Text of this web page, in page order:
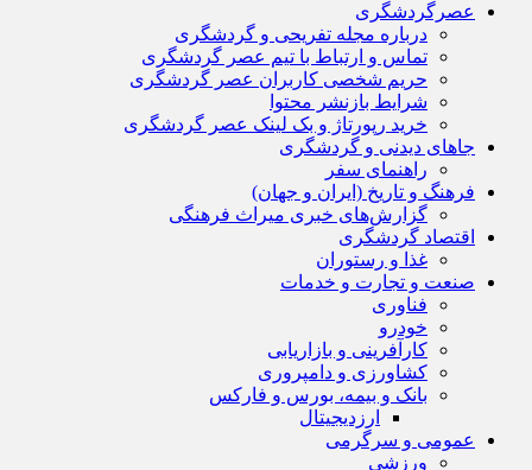
عصرگردشگری
درباره مجله تفریحی و گردشگری
تماس و ارتباط با تیم عصر گردشگری
حریم شخصی کاربران عصر گردشگری
شرایط بازنشر محتوا
خرید رپورتاژ و بک لینک عصر گردشگری
جاهای دیدنی و گردشگری
راهنمای سفر
فرهنگ و تاریخ (ایران و جهان)
گزارش‌های خبری میراث فرهنگی
اقتصاد گردشگری
غذا و رستوران
صنعت و تجارت و خدمات
فناوری
خودرو
کارآفرینی و بازاریابی
کشاورزی و دامپروری
بانک و بیمه، بورس و فارکس
ارزدیجیتال
عمومی و سرگرمی
ورزشی